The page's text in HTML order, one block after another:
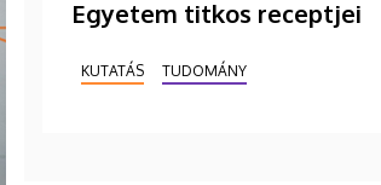
Egyetem titkos receptjei
KUTATÁS TUDOMÁNY